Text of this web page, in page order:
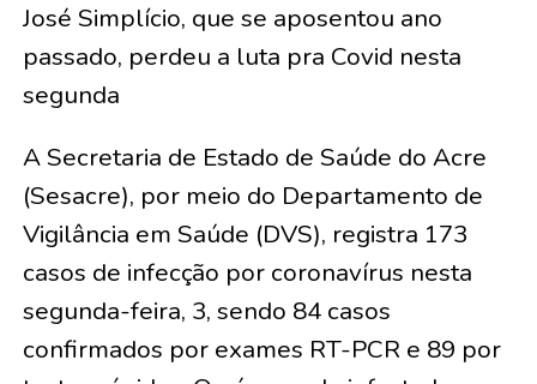
José Simplício, que se aposentou ano
passado, perdeu a luta pra Covid nesta
segunda
A Secretaria de Estado de Saúde do Acre
(Sesacre), por meio do Departamento de
Vigilância em Saúde (DVS), registra 173
casos de infecção por coronavírus nesta
segunda-feira, 3, sendo 84 casos
confirmados por exames RT-PCR e 89 por